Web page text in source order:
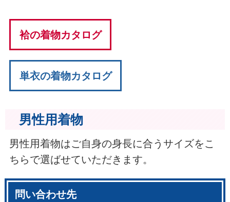
袷の着物カタログ
単衣の着物カタログ
男性用着物
男性用着物はご自身の身長に合うサイズをこ
ちらで選ばせていただきます。
問い合わせ先